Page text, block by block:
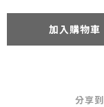
加入購物車
分享到